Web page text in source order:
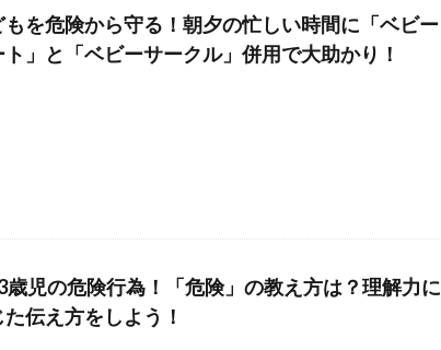
もを危険から守る！朝夕の忙しい時間に「ベビー
ト」と「ベビーサークル」併用で大助かり！
歳児の危険行為！「危険」の教え方は？理解力に
伝え方をしよう！